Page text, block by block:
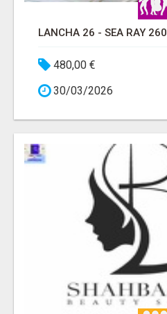
LANCHA 26 - SEA RAY 260
480,00 €
30/03/2026